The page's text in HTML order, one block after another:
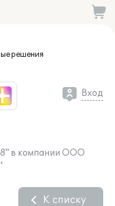
решения
Вход
8" в компании ООО
К списку